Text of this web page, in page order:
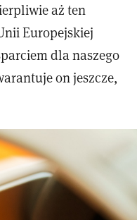
aż ten
Europejskiej
dla naszego
on jeszcze,